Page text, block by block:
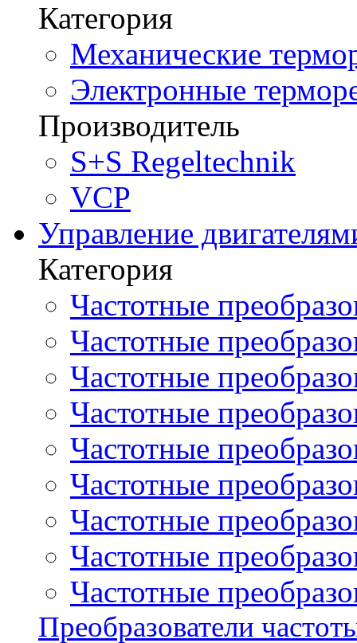
Категория
Механические
Электронные
Производитель
S+S Regeltechnik
VCP
Управление
Категория
Частотные
Частотные
Частотные
Частотные
Частотные
Частотные
Частотные
Частотные
Частотные
Преобразователи